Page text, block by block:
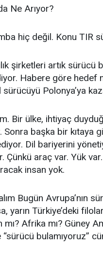
Ne Arıyor?
hiç değil. Konu TIR
şirketleri artık
Habere göre hedef
Polonya’ya
Bir ülke, ihtiyaç
Sonra başka bir kıtaya
Dil bariyerini
Çünkü araç var. Yük
insan yok.
Bugün Avrupa’nın
yarın Türkiye’deki
Afrika mı? Güney
bulamıyoruz”